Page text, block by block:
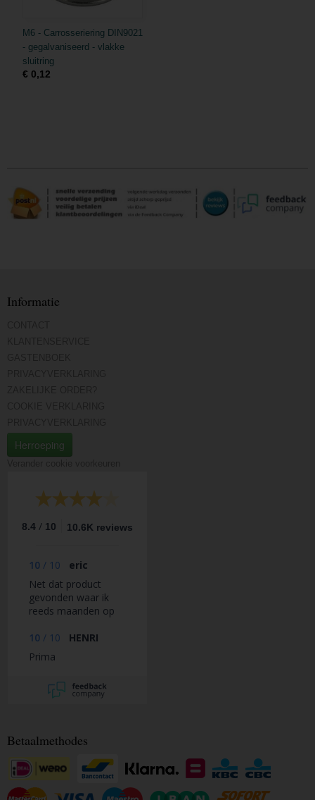
M6 - Carrosseriering DIN9021
- gegalvaniseerd - vlakke
sluitring
€ 0,12
Informatie
Herroeping
8.4 / 10 10.6K reviews
10 / 10
eric
Net dat product
gevonden waar ik
reeds maanden op
10 / 10
HENRI
Prima
Betaalmethodes